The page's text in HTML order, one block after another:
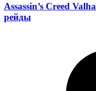
Assassin’s Creed
рейды